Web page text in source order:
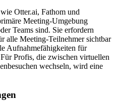
Otter.ai, Fathom und
Meeting-Umgebung
Teams sind. Sie erfordern
alle Meeting-Teilnehmer sichtbar
Aufnahmefähigkeiten für
Profis, die zwischen virtuellen
wechseln, wird eine